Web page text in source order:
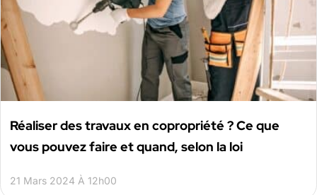
Réaliser des travaux en copropriété ? Ce que
vous pouvez faire et quand, selon la loi
21 Mars 2024 À 12h00